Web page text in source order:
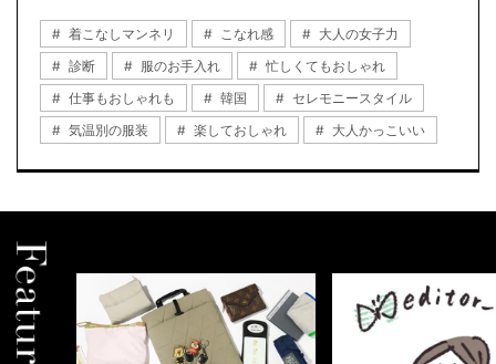
着こなしマンネリ こなれ感
大人の女子力
診断
服のお手入れ
忙しくてもおしゃれ
仕事もおしゃれも
韓国
セレモニースタイル
気温別の服装
楽しておしゃれ 大人かっこいい